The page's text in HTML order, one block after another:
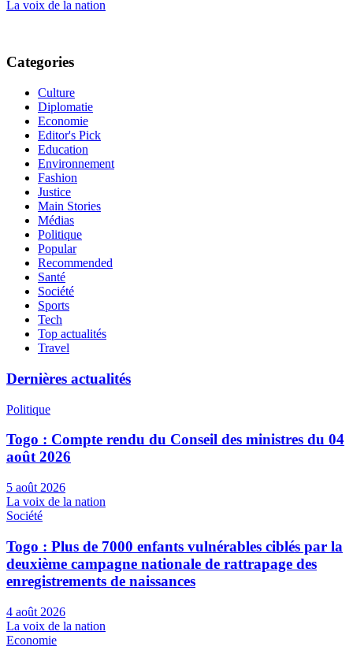
La voix de la nation
Categories
Culture
Diplomatie
Economie
Editor's Pick
Education
Environnement
Fashion
Justice
Main Stories
Médias
Politique
Popular
Recommended
Santé
Société
Sports
Tech
Top actualités
Travel
Dernières actualités
Politique
Togo : Compte rendu du Conseil des ministres du 04
août 2026
5 août 2026
La voix de la nation
Société
Togo : Plus de 7000 enfants vulnérables ciblés par la
deuxième campagne nationale de rattrapage des
enregistrements de naissances
4 août 2026
La voix de la nation
Economie